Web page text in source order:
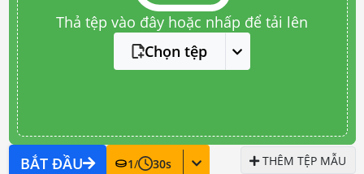
Thả tệp vào đây hoặc nhấp để tải lên
Chọn tệp
BẮT ĐẦU 1/ 30s THÊM TỆP MẪU